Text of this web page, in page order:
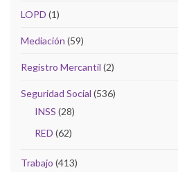
LOPD (1)
Mediación (59)
Registro Mercantil (2)
Seguridad Social (536)
INSS (28)
RED (62)
Trabajo (413)